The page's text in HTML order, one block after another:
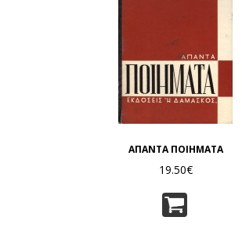
ΑΠΑΝΤΑ ΠΟΙΗΜΑΤΑ
19.50€